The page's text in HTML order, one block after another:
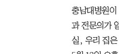
충남대병원
과 전문의가
실, 우리 집은